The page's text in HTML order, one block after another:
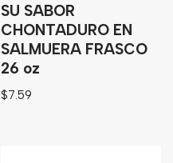
SU SABOR
CHONTADURO EN
SALMUERA FRASCO
26 oz
$7.59